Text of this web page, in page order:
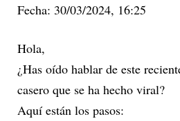
Fecha: 30/03/2024, 16:25
Hola,
¿Has oído hablar de este
casero que se ha hecho viral?
Aquí están los pasos: